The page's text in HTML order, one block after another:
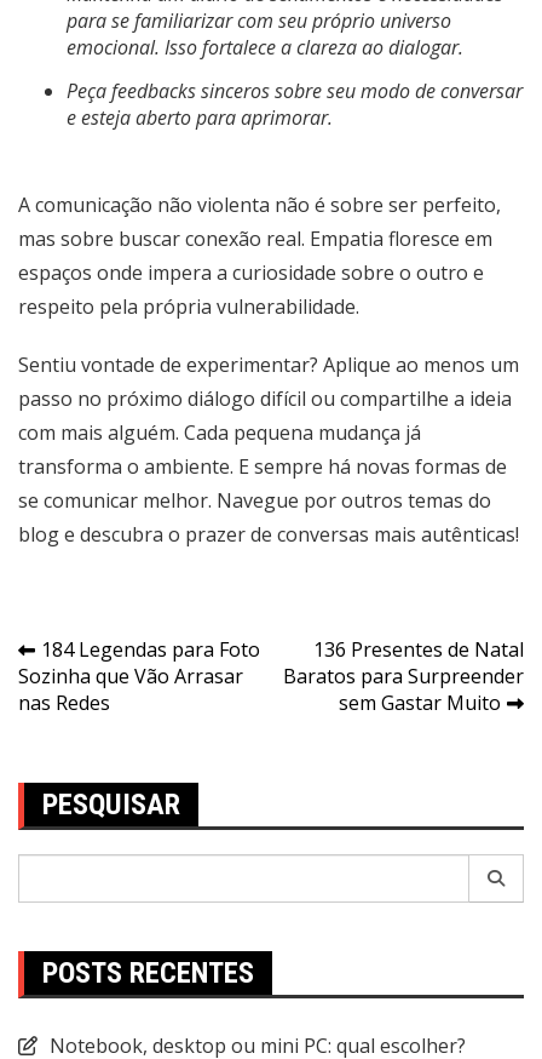
para se familiarizar com seu próprio universo
emocional. Isso fortalece a clareza ao dialogar.
Peça feedbacks sinceros sobre seu modo de conversar
e esteja aberto para aprimorar.
A comunicação não violenta não é sobre ser perfeito,
mas sobre buscar conexão real. Empatia floresce em
espaços onde impera a curiosidade sobre o outro e
respeito pela própria vulnerabilidade.
Sentiu vontade de experimentar? Aplique ao menos um
passo no próximo diálogo difícil ou compartilhe a ideia
com mais alguém. Cada pequena mudança já
transforma o ambiente. E sempre há novas formas de
se comunicar melhor. Navegue por outros temas do
blog e descubra o prazer de conversas mais autênticas!
Navegação
de
184 Legendas para Foto
Sozinha que Vão Arrasar
nas Redes
136 Presentes de Natal
Baratos para Surpreender
sem Gastar Muito
PESQUISAR
POSTS RECENTES
Notebook, desktop ou mini PC: qual escolher?